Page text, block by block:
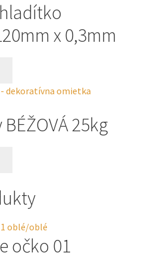
x 0,3mm
25kg
očko 01